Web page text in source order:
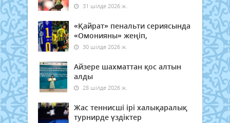
31 шілде 2026 ж.
«Қайрат» пенальти сериясында
«Омонияны» жеңіп,
30 шілде 2026 ж.
Айзере шахматтан қос алтын
алды
28 шілде 2026 ж.
Жас теннисші ірі халықаралық
турнирде үздіктер